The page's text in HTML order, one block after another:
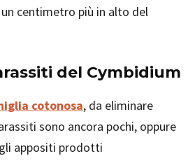
centimetro più in alto del
del Cymbidium
cotonosa, da eliminare
sono ancora pochi, oppure
appositi prodotti